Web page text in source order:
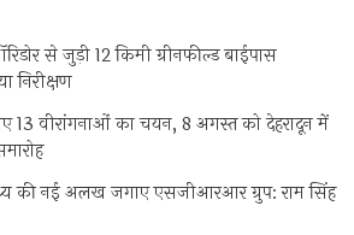
से जुड़ी 12 किमी ग्रीनफील्ड बाईपास
निरीक्षण
13 वीरांगनाओं का चयन, 8 अगस्त को देहरादून में
की नई अलख जगाए एसजीआरआर ग्रुप: राम सिंह